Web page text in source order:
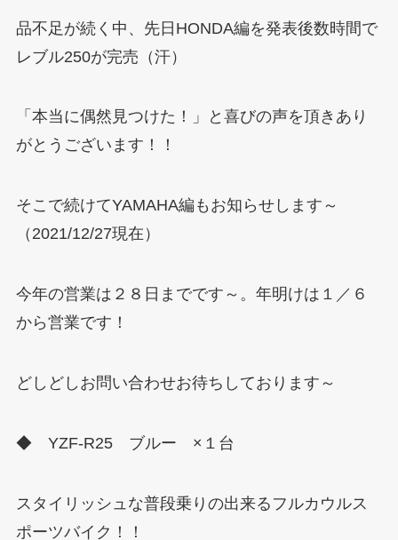
品不足が続く中、先日HONDA編を発表後数時間で
レブル250が完売（汗）
「本当に偶然見つけた！」と喜びの声を頂きあり
がとうございます！！
そこで続けてYAMAHA編もお知らせします～
（2021/12/27現在）
今年の営業は２８日までです～。年明けは１／６
から営業です！
どしどしお問い合わせお待ちしております～
◆ YZF-R25 ブルー ×１台
スタイリッシュな普段乗りの出来るフルカウルス
ポーツバイク！！